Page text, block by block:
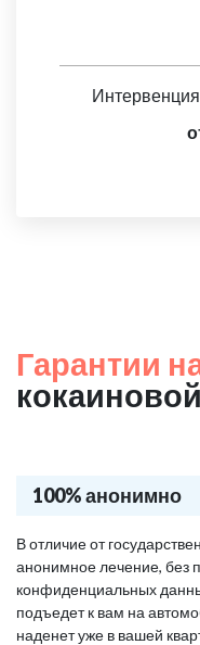
Гарантии
100% анонимно
В отличие от
анонимное лечение, без
конфиденциальных
подъедет к вам на
наденет уже в вашей